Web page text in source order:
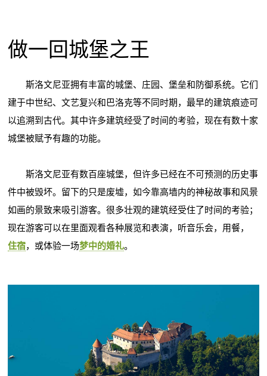
做一回城堡之王
斯洛文尼亚拥有丰富的城堡、庄园、堡垒和防御系统。它们
建于中世纪、文艺复兴和巴洛克等不同时期，最早的建筑痕迹可
以追溯到古代。其中许多建筑经受了时间的考验，现在有数十家
城堡被赋予有趣的功能。
斯洛文尼亚有数百座城堡，但许多已经在不可预测的历史事
件中被毁坏。留下的只是废墟，如今靠高墙内的神秘故事和风景
如画的景致来吸引游客。很多壮观的建筑经受住了时间的考验；
现在游客可以在里面观看各种展览和表演，听音乐会，用餐，
住宿，或体验一场梦中的婚礼。